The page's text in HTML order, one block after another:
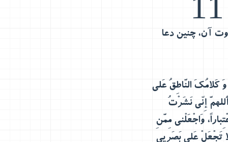
آن، چنین دعا
کَلامُکَ النَّاطِقُ عَلی
إِنّی نَشَرْتُ
وَاجْعَلْنی مِمَّنِ
تَجْعَلْ عَلی بَصَریی